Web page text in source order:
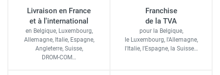
Livraison en France
et à l'international
en Belgique, Luxembourg,
Allemagne, Italie, Espagne,
Angleterre, Suisse,
DROM-COM…
Franchise
de la TVA
pour la Belgique,
le Luxembourg, l'Allemagne,
l'Italie, l'Espagne, la Suisse…